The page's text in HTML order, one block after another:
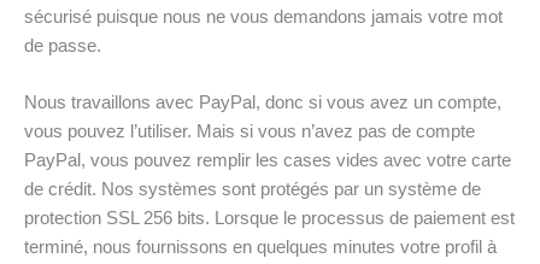
sécurisé puisque nous ne vous demandons jamais votre mot
de passe.
Nous travaillons avec PayPal, donc si vous avez un compte,
vous pouvez l’utiliser. Mais si vous n’avez pas de compte
PayPal, vous pouvez remplir les cases vides avec votre carte
de crédit. Nos systèmes sont protégés par un système de
protection SSL 256 bits. Lorsque le processus de paiement est
terminé, nous fournissons en quelques minutes votre profil à